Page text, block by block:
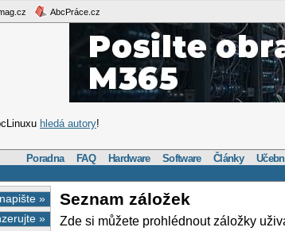
AbcPráce.cz
hledá autory!
Poradna FAQ Hardware Software Články
napište »
»
Seznam záložek
Zde si můžete prohlédnout záložky